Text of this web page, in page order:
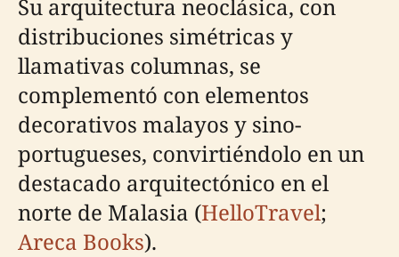
Su arquitectura neoclásica, con
distribuciones simétricas y
llamativas columnas, se
complementó con elementos
decorativos malayos y sino-
portugueses, convirtiéndolo en un
destacado arquitectónico en el
norte de Malasia (HelloTravel;
Areca Books).